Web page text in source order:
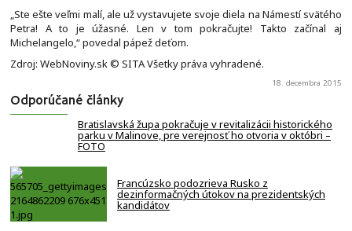
„Ste ešte veľmi malí, ale už vystavujete svoje diela na Námestí svätého
Petra! A to je úžasné. Len v tom pokračujte! Takto začínal aj
Michelangelo,“ povedal pápež deťom.
Zdroj: WebNoviny.sk © SITA Všetky práva vyhradené.
18. decembra 2015
Odporúčané články
Bratislavská župa pokračuje v revitalizácii historického
parku v Malinove, pre verejnosť ho otvoria v októbri –
FOTO
Francúzsko podozrieva Rusko z
dezinformačných útokov na prezidentských
kandidátov